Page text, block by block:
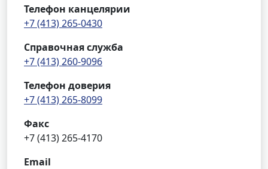
Телефон канцелярии
+7 (413) 265-0430
Справочная служба
+7 (413) 260-9096
Телефон доверия
+7 (413) 265-8099
Факс
+7 (413) 265-4170
Email